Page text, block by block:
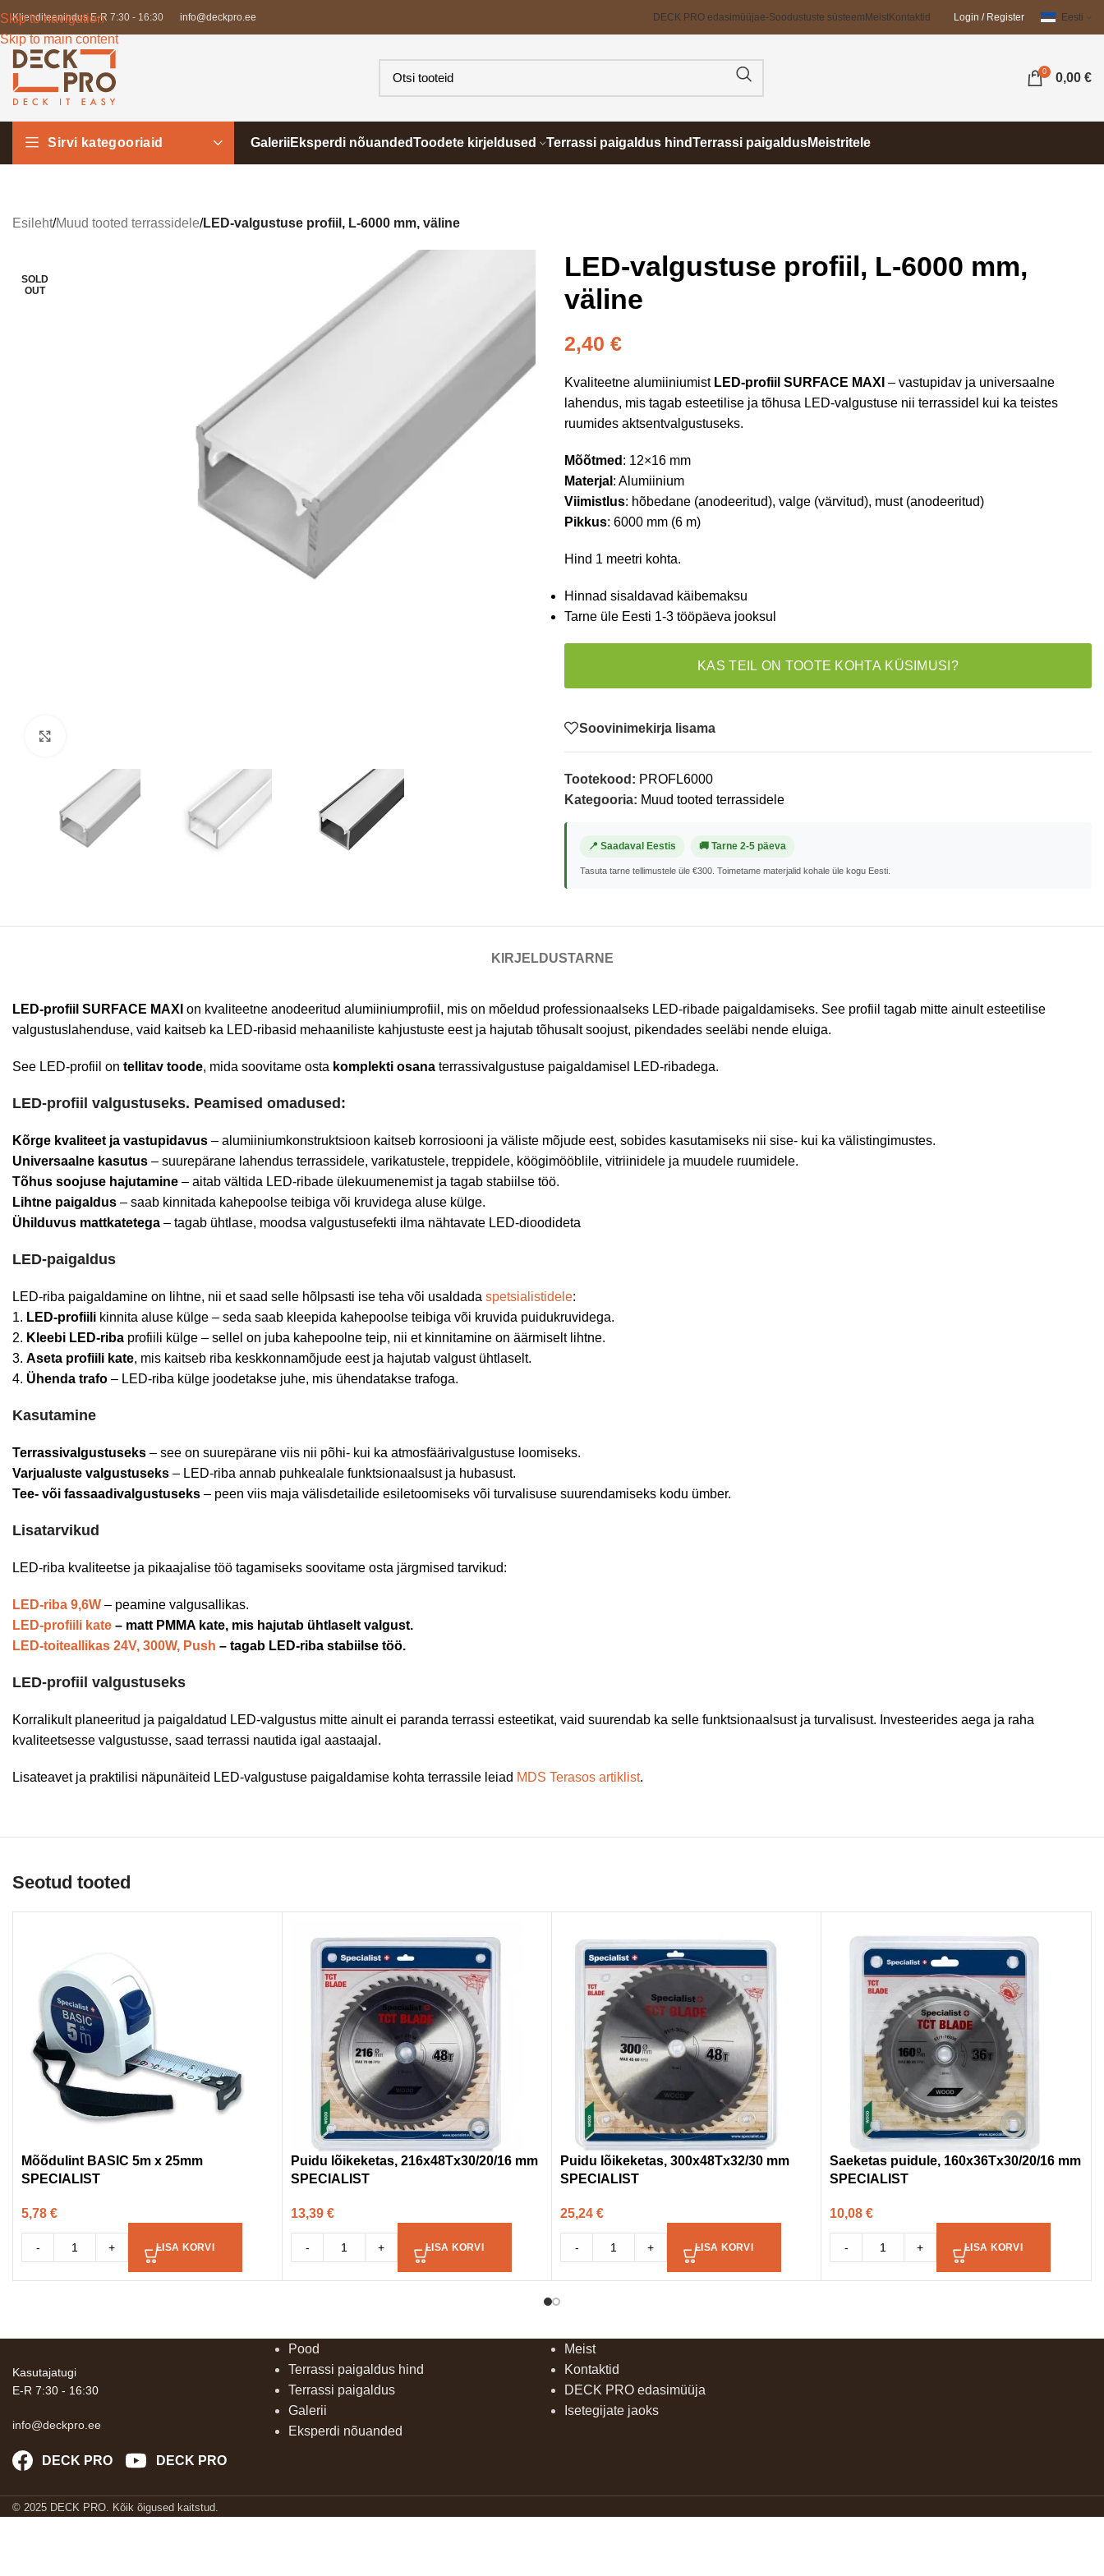
Skip to navigation
Skip to main content
Klienditeenindus E-R 7:30 - 16:30 info@deckpro.ee DECK PRO edasimüüjae-Soodustuste süsteem MeistKontaktid Login / Register Eesti
0 0,00 €
Sirvi kategooriaid GaleriiEksperdi nõuandedToodete kirjeldused Terrassi paigaldus hindTerrassi paigaldusMeistritele
Esileht/Muud tooted terrassidele/LED-valgustuse profiil, L-6000 mm, väline
SOLD
OUT
LED-valgustuse profiil, L-6000 mm,
väline
2,40 €
Kvaliteetne alumiiniumist LED-profiil SURFACE MAXI – vastupidav ja universaalne
lahendus, mis tagab esteetilise ja tõhusa LED-valgustuse nii terrassidel kui ka teistes
ruumides aktsentvalgustuseks.
Mõõtmed : 12×16 mm
Materjal : Alumiinium
Viimistlus: hõbedane (anodeeritud), valge (värvitud), must (anodeeritud)
Pikkus: 6000 mm (6 m)
Hind 1 meetri kohta.
Hinnad sisaldavad käibemaksu
Tarne üle Eesti 1-3 tööpäeva jooksul
KAS TEIL ON TOOTE KOHTA KÜSIMUSI?
Soovinimekirja lisama
Tootekood: PROFL6000
Kategooria: Muud tooted terrassidele
📍 Saadaval Eestis 🚚 Tarne 2-5 päeva
Tasuta tarne tellimustele üle €300. Toimetame materjalid kohale üle kogu Eesti.
KIRJELDUSTARNE
LED-profiil SURFACE MAXI on kvaliteetne anodeeritud alumiiniumprofiil, mis on mõeldud professionaalseks LED-ribade paigaldamiseks. See profiil tagab mitte ainult esteetilise
valgustuslahenduse, vaid kaitseb ka LED-ribasid mehaaniliste kahjustuste eest ja hajutab tõhusalt soojust, pikendades seeläbi nende eluiga.
See LED-profiil on tellitav toode, mida soovitame osta komplekti osana terrassivalgustuse paigaldamisel LED-ribadega.
LED-profiil valgustuseks. Peamised omadused:
Kõrge kvaliteet ja vastupidavus – alumiiniumkonstruktsioon kaitseb korrosiooni ja väliste mõjude eest, sobides kasutamiseks nii sise- kui ka välistingimustes.
Universaalne kasutus – suurepärane lahendus terrassidele, varikatustele, treppidele, köögimööblile, vitriinidele ja muudele ruumidele.
Tõhus soojuse hajutamine – aitab vältida LED-ribade ülekuumenemist ja tagab stabiilse töö.
Lihtne paigaldus – saab kinnitada kahepoolse teibiga või kruvidega aluse külge.
Ühilduvus mattkatetega – tagab ühtlase, moodsa valgustusefekti ilma nähtavate LED-dioodideta
LED-paigaldus
LED-riba paigaldamine on lihtne, nii et saad selle hõlpsasti ise teha või usaldada spetsialistidele:
1. LED-profiili kinnita aluse külge – seda saab kleepida kahepoolse teibiga või kruvida puidukruvidega.
2. Kleebi LED-riba profiili külge – sellel on juba kahepoolne teip, nii et kinnitamine on äärmiselt lihtne.
3. Aseta profiili kate, mis kaitseb riba keskkonnamõjude eest ja hajutab valgust ühtlaselt.
4. Ühenda trafo – LED-riba külge joodetakse juhe, mis ühendatakse trafoga.
Kasutamine
Terrassivalgustuseks – see on suurepärane viis nii põhi- kui ka atmosfäärivalgustuse loomiseks.
Varjualuste valgustuseks – LED-riba annab puhkealale funktsionaalsust ja hubasust.
Tee- või fassaadivalgustuseks – peen viis maja välisdetailide esiletoomiseks või turvalisuse suurendamiseks kodu ümber.
Lisatarvikud
LED-riba kvaliteetse ja pikaajalise töö tagamiseks soovitame osta järgmised tarvikud:
LED-riba 9,6W – peamine valgusallikas.
LED-profiili kate – matt PMMA kate, mis hajutab ühtlaselt valgust.
LED-toiteallikas 24V, 300W, Push – tagab LED-riba stabiilse töö.
LED-profiil valgustuseks
Korralikult planeeritud ja paigaldatud LED-valgustus mitte ainult ei paranda terrassi esteetikat, vaid suurendab ka selle funktsionaalsust ja turvalisust. Investeerides aega ja raha
kvaliteetsesse valgustusse, saad terrassi nautida igal aastaajal.
Lisateavet ja praktilisi näpunäiteid LED-valgustuse paigaldamise kohta terrassile leiad MDS Terasos artiklist.
Seotud tooted
Mõõdulint BASIC 5m x 25mm
SPECIALIST
5,78 €
- + LISA KORVI
Puidu lõikeketas, 216x48Tx30/20/16 mm
SPECIALIST
13,39 €
- + LISA KORVI
Puidu lõikeketas, 300x48Tx32/30 mm
SPECIALIST
25,24 €
- + LISA KORVI
Saeketas puidule, 160x36Tx30/20/16 mm
SPECIALIST
10,08 €
- + LISA KORVI
Kasutajatugi
E-R 7:30 - 16:30
info@deckpro.ee
DECK PRO DECK PRO
Pood
Terrassi paigaldus hind
Terrassi paigaldus
Galerii
Eksperdi nõuanded
Meist
Kontaktid
DECK PRO edasimüüja
Isetegijate jaoks